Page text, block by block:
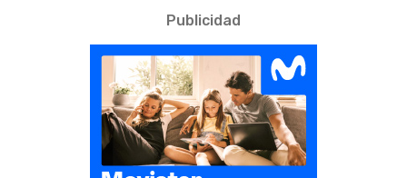
Publicidad